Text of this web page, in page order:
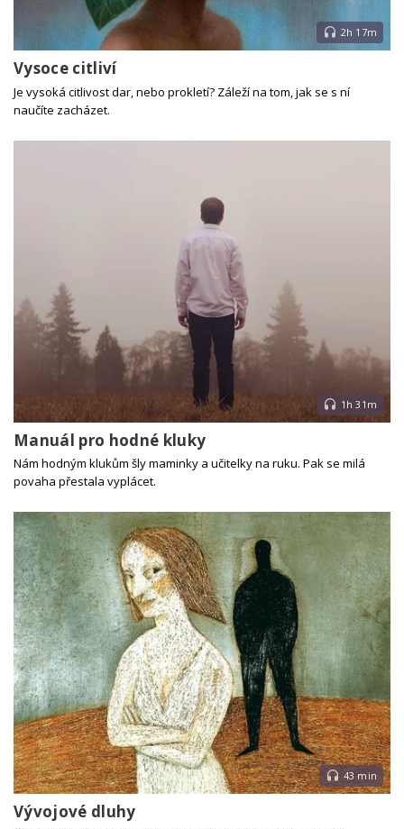
2h 17m
Vysoce citliví
Je vysoká citlivost dar, nebo prokletí? Záleží na tom, jak se s ní
naučíte zacházet.
1h 31m
Manuál pro hodné kluky
Nám hodným klukům šly maminky a učitelky na ruku. Pak se milá
povaha přestala vyplácet.
43 min
Vývojové dluhy